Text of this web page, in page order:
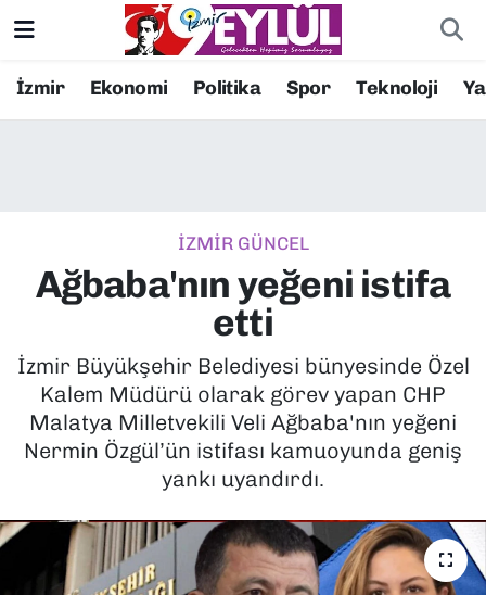
İzmir Ekonomi Politika Spor Teknoloji
İZMİR GÜNCEL
Ağbaba'nın yeğeni istifa
etti
İzmir Büyükşehir Belediyesi bünyesinde Özel
Kalem Müdürü olarak görev yapan CHP
Malatya Milletvekili Veli Ağbaba'nın yeğeni
Nermin Özgül’ün istifası kamuoyunda geniş
yankı uyandırdı.
Resmi İlanlar
EKONOMİ
KÜLTÜR SANAT
MAGAZİN
SAĞLIK
SPOR
Konak Nöbetçi Eczaneler
Süper Lig Puan Durumu ve Fikstür
Tüm Manşetler
Son Dakika Haberleri
Haber Arşivi